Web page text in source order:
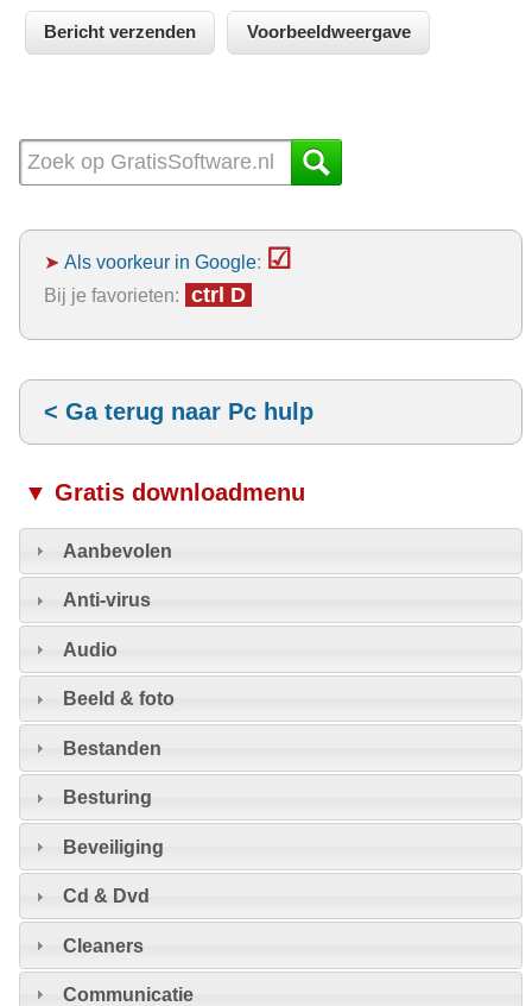
➤ Als voorkeur in Google: ☑
Bij je favorieten: ctrl D
< Ga terug naar Pc hulp
▼ Gratis downloadmenu
Aanbevolen
Anti-virus
Audio
Beeld & foto
Bestanden
Besturing
Beveiliging
Cd & Dvd
Cleaners
Communicatie